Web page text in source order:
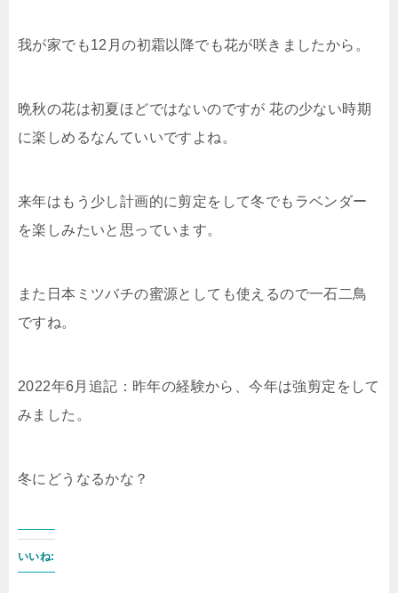
我が家でも12月の初霜以降でも花が咲きましたから。
晩秋の花は初夏ほどではないのですが 花の少ない時期
に楽しめるなんていいですよね。
来年はもう少し計画的に剪定をして冬でもラベンダー
を楽しみたいと思っています。
また日本ミツバチの蜜源としても使えるので一石二鳥
ですね。
2022年6月追記：昨年の経験から、今年は強剪定をして
みました。
冬にどうなるかな？
いいね: